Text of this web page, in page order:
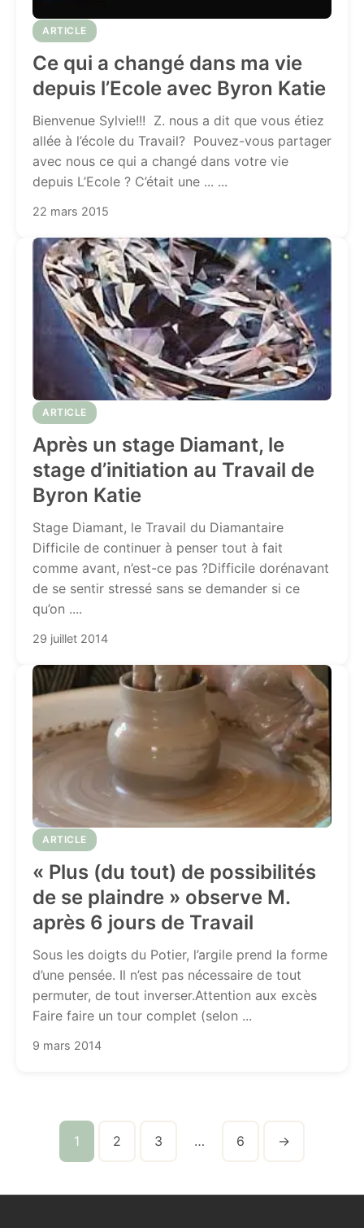
ARTICLE
Ce qui a changé dans ma vie
depuis l’Ecole avec Byron Katie
Bienvenue Sylvie!!! Z. nous a dit que vous étiez
allée à l’école du Travail? Pouvez-vous partager
avec nous ce qui a changé dans votre vie
depuis L’Ecole ? C’était une ... ...
22 mars 2015
ARTICLE
Après un stage Diamant, le
stage d’initiation au Travail de
Byron Katie
Stage Diamant, le Travail du Diamantaire
Difficile de continuer à penser tout à fait
comme avant, n’est-ce pas ?Difficile dorénavant
de se sentir stressé sans se demander si ce
qu’on ....
29 juillet 2014
ARTICLE
« Plus (du tout) de possibilités
de se plaindre » observe M.
après 6 jours de Travail
Sous les doigts du Potier, l’argile prend la forme
d’une pensée. Il n’est pas nécessaire de tout
permuter, de tout inverser.Attention aux excès
Faire faire un tour complet (selon ...
9 mars 2014
1 2 3 … 6 →